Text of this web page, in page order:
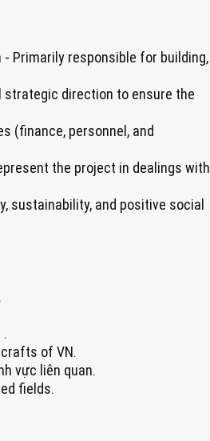
Primarily responsible for building,
strategic direction to ensure the
(finance, personnel, and
the project in dealings with
sustainability, and positive social
of VN.
vực liên quan.
fields.